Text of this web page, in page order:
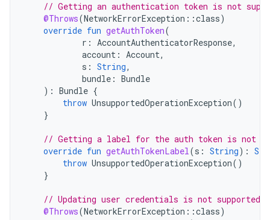
// Getting an authentication token is not
@Throws(NetworkErrorException ::class)
override fun getAuthToken(
r : AccountAuthenticatorResponse,
account : Account,
s : String,
bundle : Bundle
): Bundle {
throw UnsupportedOperationException()
}
// Getting a label for the auth token is not
override fun getAuthTokenLabel(s : String):
throw UnsupportedOperationException()
}
// Updating user credentials is not supported
@Throws(NetworkErrorException ::class)